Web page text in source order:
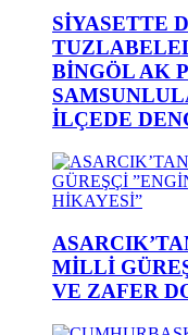
SİYASETTE
BİNGÖL AK
İLÇEDE
MİLLİ
VE ZAFER